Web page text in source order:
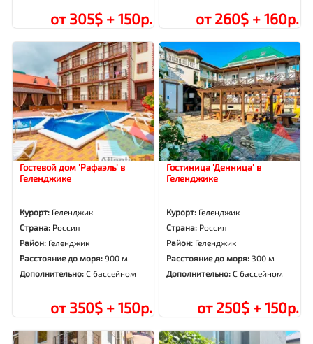
от 305$ + 150р. от 260$ + 160р.
Гостевой дом 'Рафаэль' в
Геленджике
Курорт: Геленджик
Страна: Россия
Район: Геленджик
Расстояние до моря:900 м
Дополнительно:С бассейном
от 350$ + 150р.
Гостиница 'Денница' в
Геленджике
Курорт: Геленджик
Страна: Россия
Район: Геленджик
Расстояние до моря: 300 м
Дополнительно:С бассейном
от 250$ + 150р.